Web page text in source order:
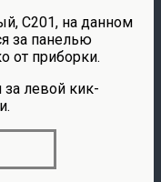
С201, на данном
за панелью
от приборки.
левой кик-